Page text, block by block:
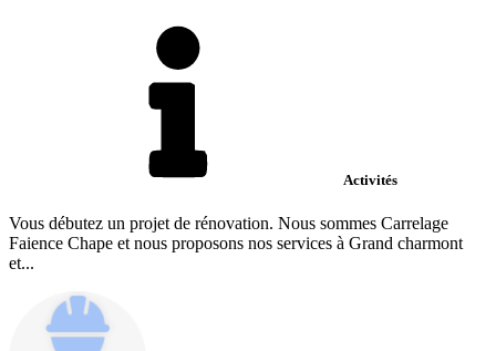
Activités
Vous débutez un projet de rénovation. Nous sommes Carrelage
Faience Chape et nous proposons nos services à Grand charmont
et...